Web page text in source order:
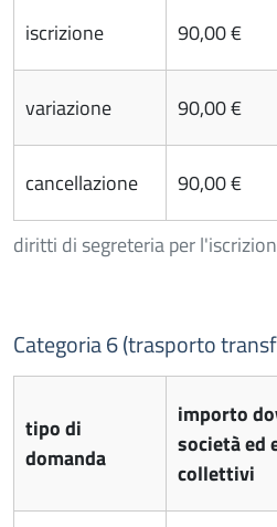
diritti di segreteria per
iscrizione 90,00 €
variazione 90,00 €
cancellazione 90,00 €
Categoria 6 (trasporto
tipo di
domanda
importo
società ed
collettivi